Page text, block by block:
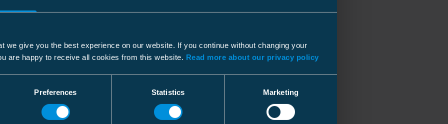
we give you the best experience on our website. If you continue without changing your
are happy to receive all cookies from this website. Read more about our privacy policy
Preferences Statistics Marketing